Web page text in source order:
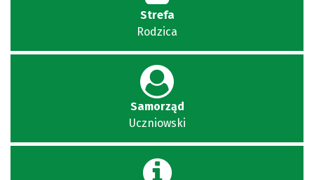
Strefa
Rodzica
Samorząd
Uczniowski